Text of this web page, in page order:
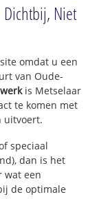
Dichtbij, Niet
omdat u een
van Oude-
is Metselaar
te komen met
uitvoert.
speciaal
dan is het
wat een
de optimale